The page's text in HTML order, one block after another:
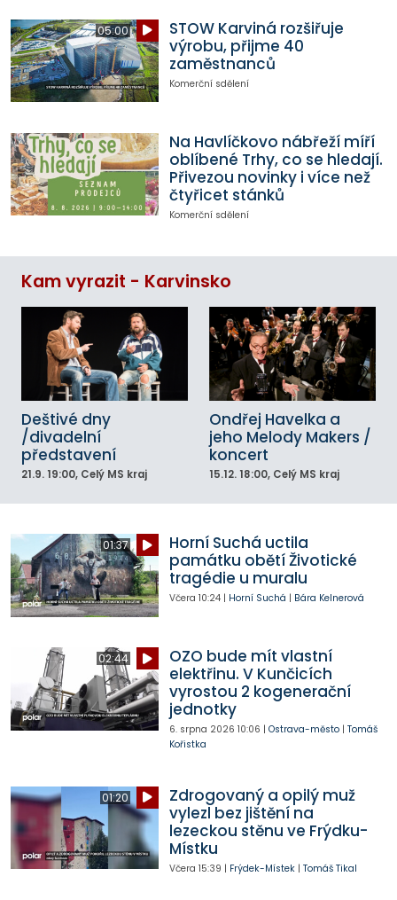
05:00
STOW Karviná rozšiřuje
výrobu, přijme 40
zaměstnanců
Komerční sdělení
Na Havlíčkovo nábřeží míří
oblíbené Trhy, co se hledají.
Přivezou novinky i více než
čtyřicet stánků
Komerční sdělení
Kam vyrazit - Karvinsko
Deštivé dny
/divadelní
představení
21.9. 19:00, Celý MS kraj
Ondřej Havelka a
jeho Melody Makers /
koncert
15.12. 18:00, Celý MS kraj
01:37
Horní Suchá uctila
památku obětí Životické
tragédie u muralu
Včera 10:24| Horní Suchá | Bára Kelnerová
02:44
OZO bude mít vlastní
elektřinu. V Kunčicích
vyrostou 2 kogenerační
jednotky
6. srpna 2026 10:06 | Ostrava-město| Tomáš
Kořistka
01:20
Zdrogovaný a opilý muž
vylezl bez jištění na
lezeckou stěnu ve Frýdku-
Místku
Včera 15:39 | Frýdek-Místek| Tomáš Tikal